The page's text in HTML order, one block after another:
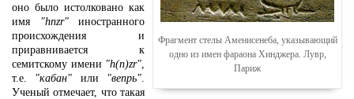
Фрагмент стелы Аменисенеба, указывающий
одно из имен фараона Хинджера. Лувр,
Париж
оно было истолковано как
имя "hnzr"иностранного
происхождения и
приравнивается к
семитскому имени "h(n)zr"
т.е.
"кабан" или "вепрь"
Ученый отмечает, что такая